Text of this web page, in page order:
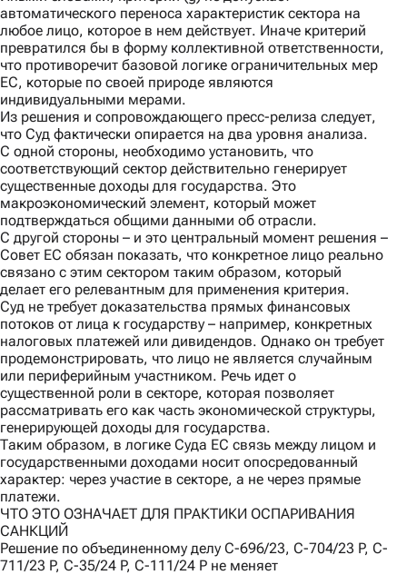
автоматического переноса характеристик сектора на
любое лицо, которое в нем действует. Иначе критерий
превратился бы в форму коллективной ответственности,
что противоречит базовой логике ограничительных мер
ЕС, которые по своей природе являются
индивидуальными мерами.
Из решения и сопровождающего пресс-релиза следует,
что Суд фактически опирается на два уровня анализа.
С одной стороны, необходимо установить, что
соответствующий сектор действительно генерирует
существенные доходы для государства. Это
макроэкономический элемент, который может
подтверждаться общими данными об отрасли.
С другой стороны – и это центральный момент решения –
Совет ЕС обязан показать, что конкретное лицо реально
связано с этим сектором таким образом, который
делает его релевантным для применения критерия.
Суд не требует доказательства прямых финансовых
потоков от лица к государству – например, конкретных
налоговых платежей или дивидендов. Однако он требует
продемонстрировать, что лицо не является случайным
или периферийным участником. Речь идет о
существенной роли в секторе, которая позволяет
рассматривать его как часть экономической структуры,
генерирующей доходы для государства.
Таким образом, в логике Суда ЕС связь между лицом и
государственными доходами носит опосредованный
характер: через участие в секторе, а не через прямые
платежи.
ЧТО ЭТО ОЗНАЧАЕТ ДЛЯ ПРАКТИКИ ОСПАРИВАНИЯ
САНКЦИЙ
Решение по объединенному делу C-696/23, C-704/23 P, C-
711/23 P, C-35/24 P, C-111/24 P не меняет